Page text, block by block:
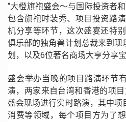
“大橙旗袍盛会〜与国际投资者
包含旗袍时装秀、项目投资路
机分享等环节，这次盛宴还特
俱乐部的独角兽计划总裁来到
划，以及6位著名商场大亨分享
盛会举办当晚的项目路演环节
演，两家来自台湾和香港的项
盛会现场进行实时路演，其中
消费等领域，每个项目方为了